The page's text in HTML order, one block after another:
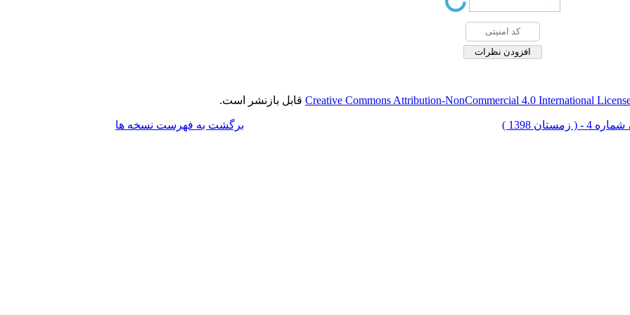
Creative Commons Attribution-NonCommercial 4.0 International قابل بازنشر است.
برگشت به فهرست نسخه ها